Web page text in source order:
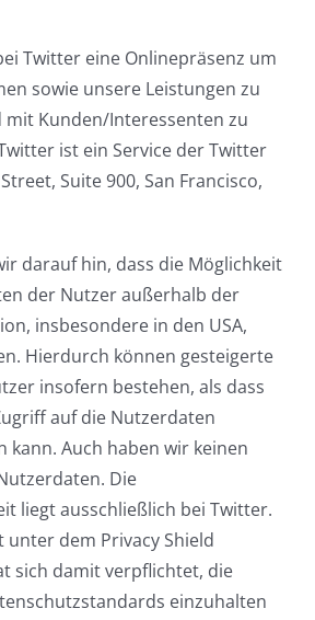
Twitter eine Onlinepräsenz um
sowie unsere Leistungen zu
Kunden/Interessenten zu
ist ein Service der Twitter
Suite 900, San Francisco,
darauf hin, dass die Möglichkeit
der Nutzer außerhalb der
insbesondere in den USA,
Hierdurch können gesteigerte
insofern bestehen, als dass
auf die Nutzerdaten
kann. Auch haben wir keinen
Die
liegt ausschließlich bei Twitter.
unter dem Privacy Shield
sich damit verpflichtet, die
einzuhalten